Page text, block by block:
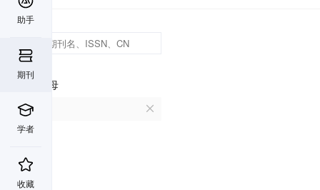
助手
期刊
学者
收藏
首字母
U